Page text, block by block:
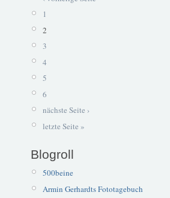
1
2
3
4
5
6
nächste Seite ›
letzte Seite »
Blogroll
500beine
Armin Gerhardts Fototagebuch